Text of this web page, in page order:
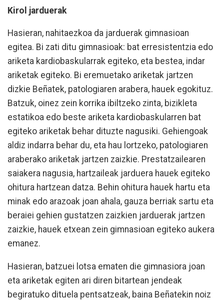
Kirol jarduerak
Hasieran, nahitaezkoa da jarduerak gimnasioan
egitea. Bi zati ditu gimnasioak: bat erresistentzia edo
ariketa kardiobaskularrak egiteko, eta bestea, indar
ariketak egiteko. Bi eremuetako ariketak jartzen
dizkie Beñatek, patologiaren arabera, hauek egokituz.
Batzuk, oinez zein korrika ibiltzeko zinta, bizikleta
estatikoa edo beste ariketa kardiobaskularren bat
egiteko ariketak behar dituzte nagusiki. Gehiengoak
aldiz indarra behar du, eta hau lortzeko, patologiaren
araberako ariketak jartzen zaizkie. Prestatzailearen
saiakera nagusia, hartzaileak jarduera hauek egiteko
ohitura hartzean datza. Behin ohitura hauek hartu eta
minak edo arazoak joan ahala, gauza berriak sartu eta
beraiei gehien gustatzen zaizkien jarduerak jartzen
zaizkie, hauek etxean zein gimnasioan egiteko aukera
emanez.
Hasieran, batzuei lotsa ematen die gimnasiora joan
eta ariketak egiten ari diren bitartean jendeak
begiratuko dituela pentsatzeak, baina Beñatekin noiz